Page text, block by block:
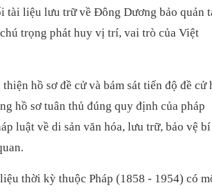
tài liệu lưu trữ về Đông Dương bảo quản
trọng phát huy vị trí, vai trò của Việt
hồ sơ đề cử và bám sát tiến độ đề cử
hồ sơ tuân thủ đúng quy định của pháp
luật về di sản văn hóa, lưu trữ, bảo vệ bí
thời kỳ thuộc Pháp (1858 - 1954) có